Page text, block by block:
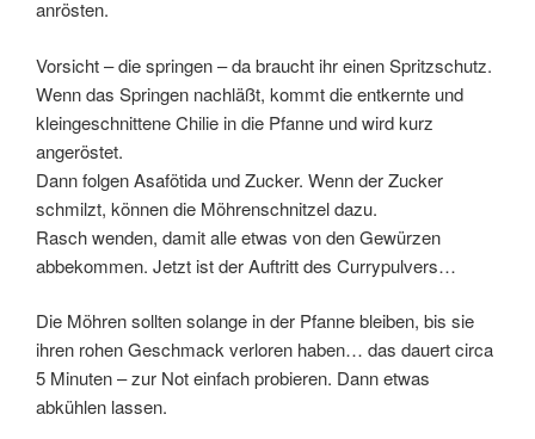
anrösten.
Vorsicht – die springen – da braucht ihr einen Spritzschutz.
Wenn das Springen nachläßt, kommt die entkernte und
kleingeschnittene Chilie in die Pfanne und wird kurz
angeröstet.
Dann folgen Asafötida und Zucker. Wenn der Zucker
schmilzt, können die Möhrenschnitzel dazu.
Rasch wenden, damit alle etwas von den Gewürzen
abbekommen. Jetzt ist der Auftritt des Currypulvers…
Die Möhren sollten solange in der Pfanne bleiben, bis sie
ihren rohen Geschmack verloren haben… das dauert circa
5 Minuten – zur Not einfach probieren. Dann etwas
abkühlen lassen.